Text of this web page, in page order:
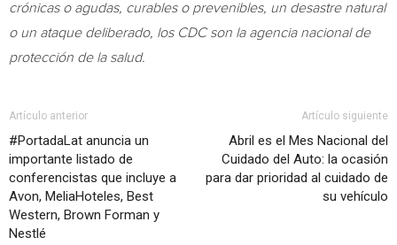
crónicas o agudas, curables o prevenibles, un desastre natural
o un ataque deliberado, los CDC son la agencia nacional de
protección de la salud.
Artículo anterior
#PortadaLat anuncia un
importante listado de
conferencistas que incluye a
Avon, MeliaHoteles, Best
Western, Brown Forman y
Nestlé
Artículo siguiente
Abril es el Mes Nacional del
Cuidado del Auto: la ocasión
para dar prioridad al cuidado de
su vehículo